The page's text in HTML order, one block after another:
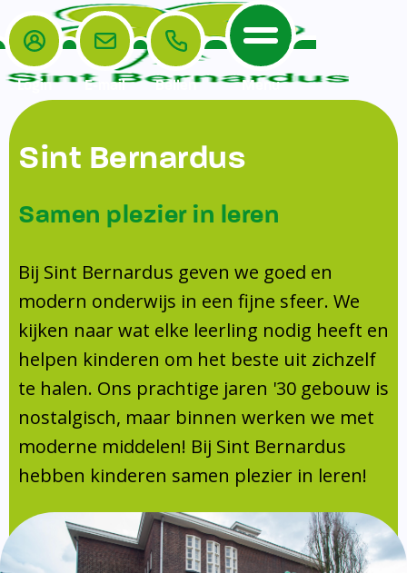
Home
De School
Veiligheidsplan
Onderwijs
Leerlingenraad
Leerlingenzorg
Doorstroomtoets
Jeugdprofessional op school
Centrum Jeugd en Gezin
Schoollogopedie
schoolondersteuningsprofiel
Schooltijden
Absentie
Vakanties
Aanmelden
Schoolgids
Gezonde school
Het Team
Ouders
Ouders
TussenSchoolse Opvang (TSO)
Ouderraad (OR)
Medezeggenschapsraad (MR)
Formulieren
Klachtenregeling
Contact
Login E-mail Bellen Menu
Sint Bernardus
Samen plezier in leren
Bij Sint Bernardus geven we goed en
modern onderwijs in een fijne sfeer. We
kijken naar wat elke leerling nodig heeft en
helpen kinderen om het beste uit zichzelf
te halen. Ons prachtige jaren '30 gebouw is
nostalgisch, maar binnen werken we met
moderne middelen! Bij Sint Bernardus
hebben kinderen samen plezier in leren!